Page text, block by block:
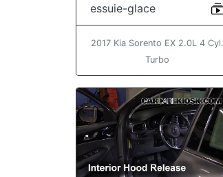
essuie-glace
2017 Kia Sorento EX 2.0L 4 Cyl.
Turbo